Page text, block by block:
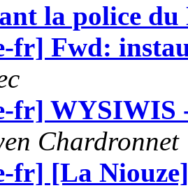
la police du
fr] Fwd:
fr] WYSIWIS
Chardronnet
fr] [La